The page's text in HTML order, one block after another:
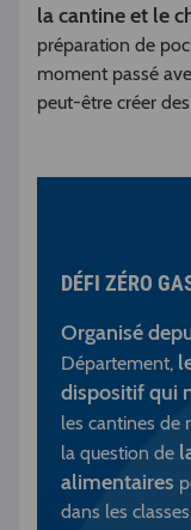
la cantine et le
préparation de
moment passé
peut-être créer
DÉFI ZÉRO
Organisé
Département,
dispositif qui
les cantines de
la question de
alimentaires
dans les